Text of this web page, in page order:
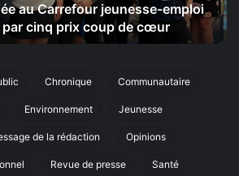
tiendra le 20 septembre sa
sa marche annuelle à Laval
Chronique Communautaire
Environnement Jeunesse
de la rédaction Opinions
Revue de presse Santé